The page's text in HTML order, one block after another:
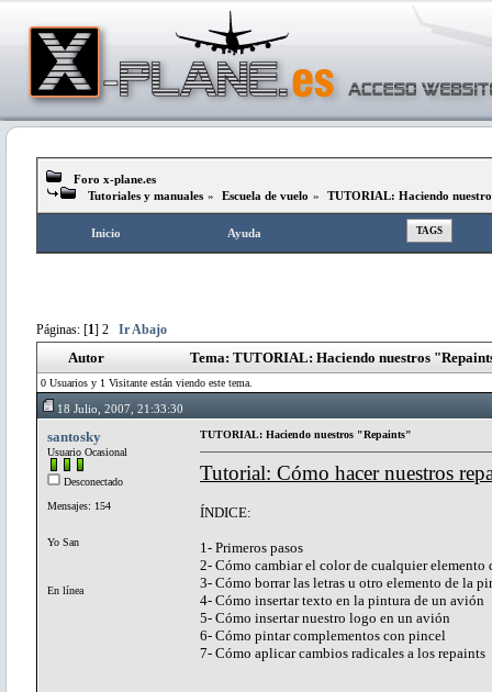
Foro x-plane.es
Tutoriales y manuales » Escuela de vuelo » TUTORIAL: Haciendo
Inicio Ayuda TAGS
Páginas: [1] 2 Ir Abajo
Autor Tema: TUTORIAL: Haciendo nuestros
0 Usuarios y 1 Visitante están viendo este tema.
18 Julio, 2007, 21:33:30
santosky
Usuario Ocasional
Desconectado
Mensajes: 154
Yo San
En línea
TUTORIAL: Haciendo nuestros "Repaints"
Tutorial: Cómo hacer nuestros
ÍNDICE:
1- Primeros pasos
2- Cómo cambiar el color de cualquier elemento
3- Cómo borrar las letras u otro elemento de la
4- Cómo insertar texto en la pintura de un avión
5- Cómo insertar nuestro logo en un avión
6- Cómo pintar complementos con pincel
7- Cómo aplicar cambios radicales a los repaints